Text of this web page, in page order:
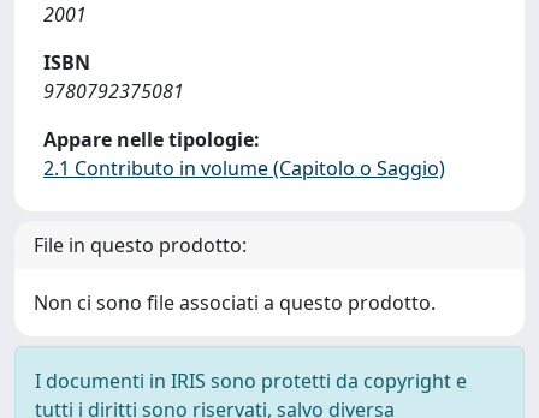
2001
ISBN
9780792375081
Appare nelle tipologie:
2.1 Contributo in volume (Capitolo o Saggio)
File in questo prodotto:
Non ci sono file associati a questo prodotto.
I documenti in IRIS sono protetti da copyright e
tutti i diritti sono riservati, salvo diversa